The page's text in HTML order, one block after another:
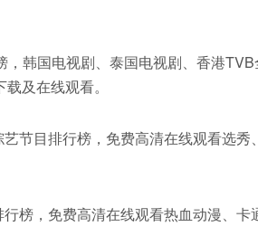
，韩国电视剧、泰国电视剧、香港
及在线观看。
节目排行榜，免费高清在线观看选
榜，免费高清在线观看热血动漫、卡